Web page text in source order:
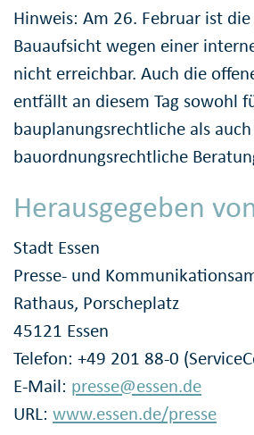
Hinweis: Am 26. Februar ist
Bauaufsicht wegen einer
nicht erreichbar. Auch die
entfällt an diesem Tag sowohl
bauplanungsrechtliche als
bauordnungsrechtliche
Herausgegeben
Stadt Essen
Presse- und
Rathaus, Porscheplatz
45121 Essen
Telefon: +49 201 88-0
E-Mail: presse@essen.de
URL: www.essen.de/presse